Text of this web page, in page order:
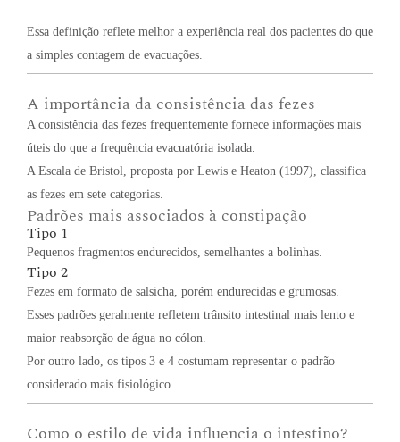
Essa definição reflete melhor a experiência real dos pacientes do que
a simples contagem de evacuações.
A importância da consistência das fezes
A consistência das fezes frequentemente fornece informações mais
úteis do que a frequência evacuatória isolada.
A Escala de Bristol, proposta por Lewis e Heaton (1997), classifica
as fezes em sete categorias.
Padrões mais associados à constipação
Tipo 1
Pequenos fragmentos endurecidos, semelhantes a bolinhas.
Tipo 2
Fezes em formato de salsicha, porém endurecidas e grumosas.
Esses padrões geralmente refletem trânsito intestinal mais lento e
maior reabsorção de água no cólon.
Por outro lado, os tipos 3 e 4 costumam representar o padrão
considerado mais fisiológico.
Como o estilo de vida influencia o intestino?